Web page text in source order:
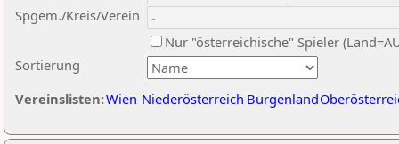
Sortierung
Spgem./Kreis/Verein
Nur "österreichische" Spieler
Vereinslisten:Wien Niederösterreich Burgenland